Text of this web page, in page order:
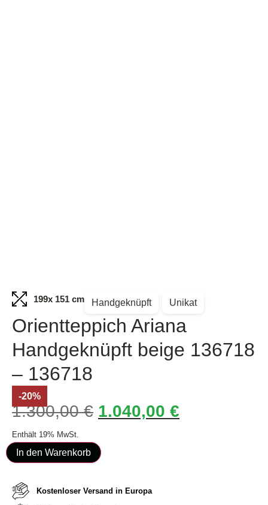
199x 151 cm Handgeknüpft Unikat
Orientteppich Ariana
Handgeknüpft beige 136718
– 136718
-20%
1.300,00€ 1.040,00 €
Enthält 19% MwSt.
In den Warenkorb
Kostenloser Versand in Europa